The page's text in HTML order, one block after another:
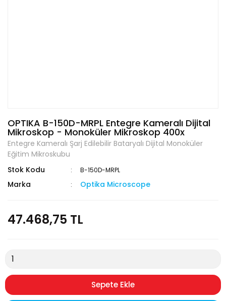
OPTIKA B-150D-MRPL Entegre Kameralı Dijital
Mikroskop - Monoküler Mikroskop 400x
Entegre Kameralı Şarj Edilebilir Bataryalı Dijital Monoküler
Eğitim Mikroskubu
Stok Kodu
B-150D-MRPL
Marka Optika Microscope
47.468,75 TL
Sepete Ekle